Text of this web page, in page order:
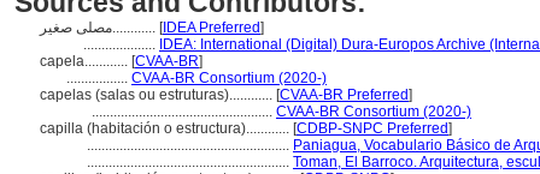
مصلى صغير............ [IDEA Preferred]
.................... IDEA: International (Digital) Dura-Europos Archive
capela............ [CVAA-BR]
................. CVAA-BR Consortium (2020-)
capelas (salas ou estruturas)............ [CVAA-BR Preferred]
.................................................. CVAA-BR Consortium (2020-)
capilla (habitación o estructura)............ [CDBP-SNPC Preferred]
........................................................ Paniagua, Vocabulario Básico de
........................................................ Toman, El Barroco. Arquitectura,